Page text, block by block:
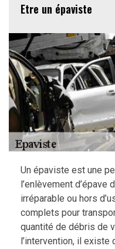
Etre un épaviste
Un épaviste est une
l’enlèvement
irréparable ou hors
complets pour
quantité de débris de
l’intervention, il